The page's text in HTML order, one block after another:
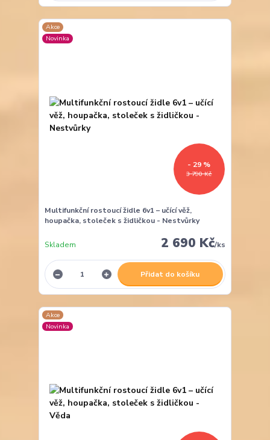
Akce
Novinka
3 790 Kč
- 29 %
Multifunkční rostoucí židle 6v1 – učící věž,
houpačka, stoleček s židličkou - Nestvůrky
2 690 Kč/ks
Skladem
Přidat do košíku
Akce
Novinka